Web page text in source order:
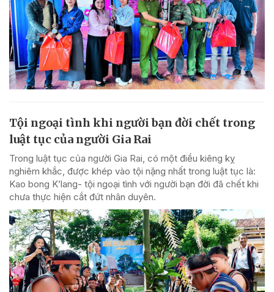
Tội ngoại tình khi người bạn đời chết trong
luật tục của người Gia Rai
Trong luật tục của người Gia Rai, có một điều kiêng kỵ
nghiêm khắc, được khép vào tội nặng nhất trong luật tục là:
Kao bong K’lang- tội ngoại tình với người bạn đời đã chết khi
chưa thực hiện cắt đứt nhân duyên.